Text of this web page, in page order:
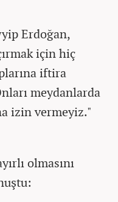
Erdoğan,
için hiç
iftira
meydanlarda
izin vermeyiz."
olmasını